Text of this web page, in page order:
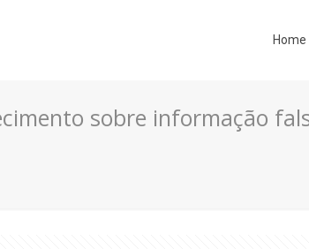
Home
sobre informação